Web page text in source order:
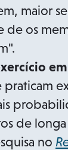
maior
de os
de
no